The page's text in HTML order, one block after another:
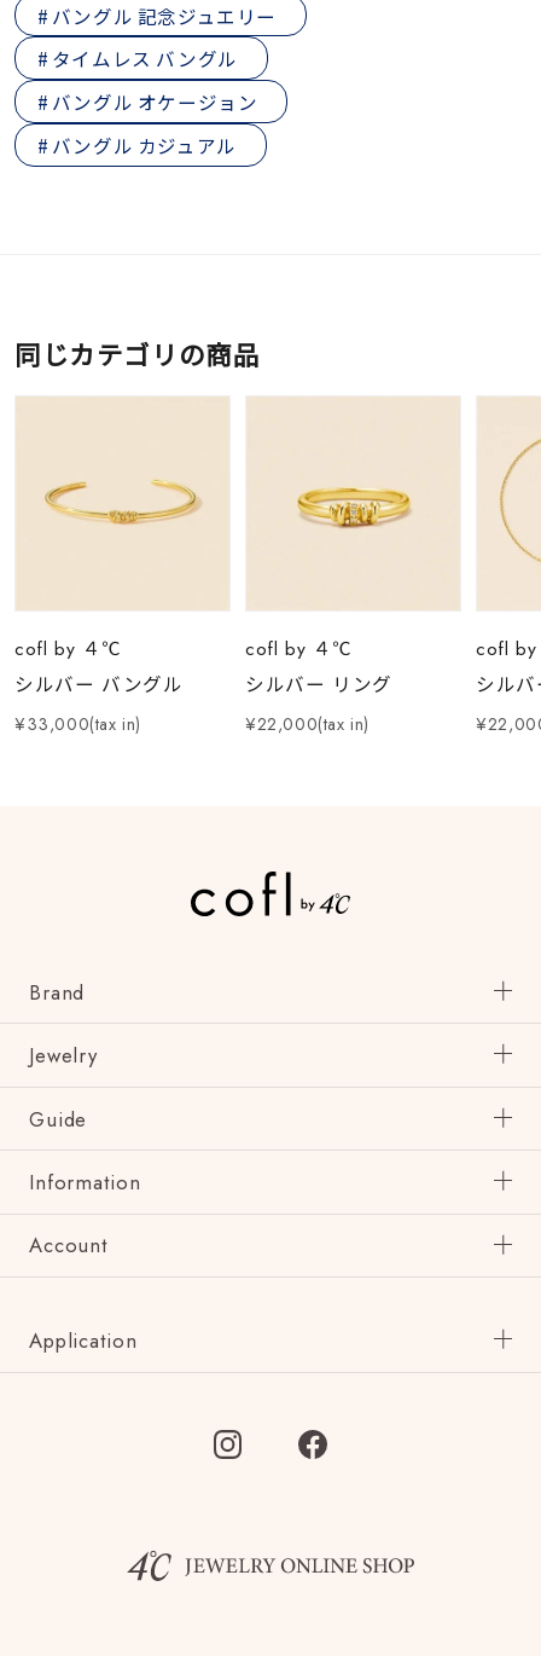
バングル 記念ジュエリー
タイムレス バングル
バングル オケージョン
バングル カジュアル
同じカテゴリの商品
cofl by ４℃
シルバー バングル
¥33,000(tax in)
cofl by ４℃
シルバー リング
¥22,000(tax in)
cofl
シル
Brand
Jewelry
Guide
Information
Account
Application